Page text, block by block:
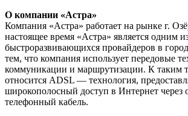
О компании «Астра»
Компания «Астра» работает на рынке г.
настоящее время «Астра» является одним
быстроразвивающихся провайдеров в
тем, что компания использует передовые
коммуникации и маршрутизации. К таким
относится ADSL — технология,
широкополосный доступ в Интернет через
телефонный кабель.